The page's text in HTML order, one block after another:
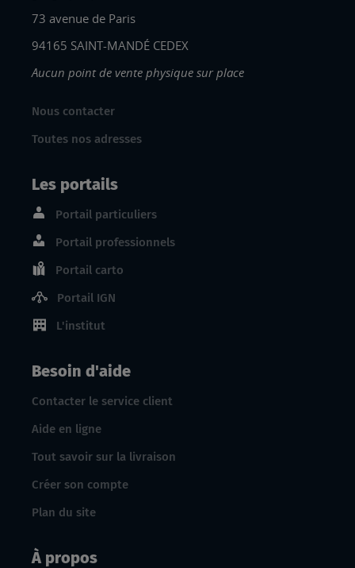
73 avenue de Paris
94165 SAINT-MANDÉ CEDEX
Aucun point de vente physique sur place
Nous contacter
Toutes nos adresses
Les portails
Portail particuliers
Portail professionnels
Portail carto
Portail IGN
L'institut
Besoin d'aide
Contacter le service client
Aide en ligne
Tout savoir sur la livraison
Créer son compte
Plan du site
À propos